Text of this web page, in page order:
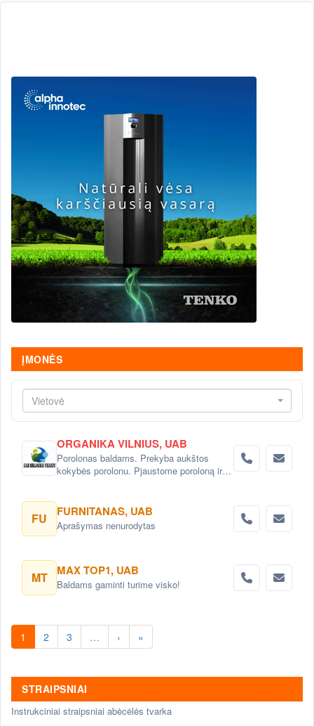
ĮMONĖS
Vietovė
ORGANIKA VILNIUS, UAB
Porolonas baldams. Prekyba aukštos
kokybės porolonu. Pjaustome poroloną ir
individualius poreikius
FU FURNITANAS, UAB
Aprašymas nenurodytas
MT MAX TOP1, UAB
Baldams gaminti turime visko!
1 2 3 … › »
STRAIPSNIAI
Instrukciniai straipsniai abėcėlės tvarka